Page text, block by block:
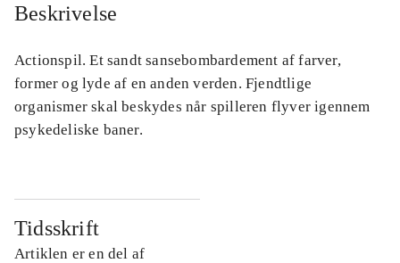
Beskrivelse
Actionspil. Et sandt sansebombardement af farver,
former og lyde af en anden verden. Fjendtlige
organismer skal beskydes når spilleren flyver igennem
psykedeliske baner.
Tidsskrift
Artiklen er en del af